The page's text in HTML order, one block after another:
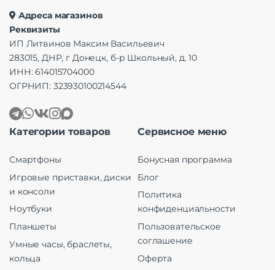
Адреса магазинов
Реквизиты
ИП Литвинов Максим Васильевич
283015, ДНР, г Донецк, б-р Школьный, д. 10
ИНН: 614015704000
ОГРНИП: 323930100214544
Категории товаров
Смартфоны
Игровые приставки, диски
и консоли
Ноутбуки
Планшеты
Умные часы, браслеты,
кольца
Сервисное меню
Бонусная программа
Блог
Политика
конфиденциальности
Пользовательское
соглашение
Оферта